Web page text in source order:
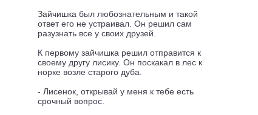
Зайчишка был любознательным и такой
ответ его не устраивал. Он решил сам
разузнать все у своих друзей.
К первому зайчишка решил отправится к
своему другу лисику. Он поскакал в лес к
норке возле старого дуба.
- Лисенок, открывай у меня к тебе есть
срочный вопрос.